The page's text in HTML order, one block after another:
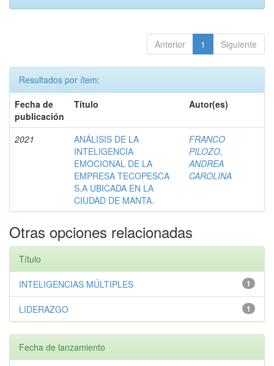
Anterior 1 Siguiente
Resultados por ítem:
Fecha de
publicación
Título Autor(es)
2021
ANÁLISIS DE LA
INTELIGENCIA
EMOCIONAL DE LA
EMPRESA TECOPESCA
S.A UBICADA EN LA
CIUDAD DE MANTA.
FRANCO
PILOZO,
ANDREA
CAROLINA
Otras opciones relacionadas
Título
1
INTELIGENCIAS MÚLTIPLES
1
LIDERAZGO
Fecha de lanzamiento